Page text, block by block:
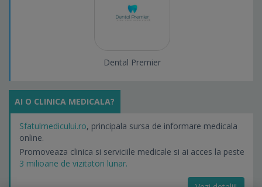
Dental Premier
AI O CLINICA MEDICALA?
Sfatulmedicului.ro, principala sursa de informare medicala
online.
Promoveaza clinica si serviciile medicale si ai acces la peste
3 milioane de vizitatori lunar.